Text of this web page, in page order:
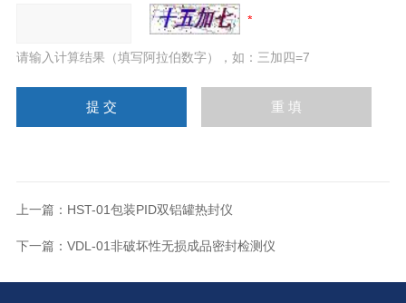
请输入计算结果（填写阿拉伯数字），如：三加四=7
上一篇： HST-01包装PID双铝罐热封仪
下一篇： VDL-01非破坏性无损成品密封检测仪